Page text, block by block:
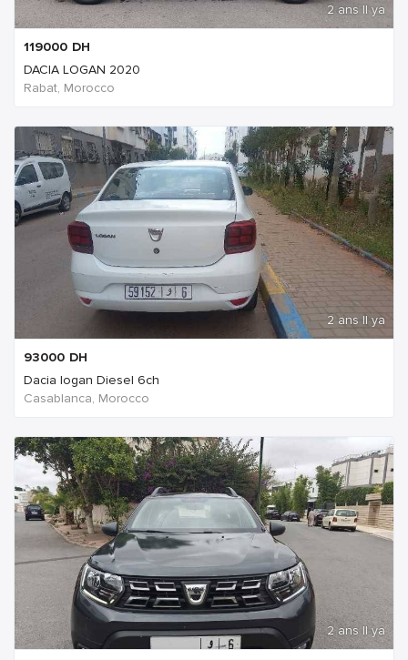
2 ans Il ya
119000 DH
DACIA LOGAN 2020
Rabat, Morocco
2 ans Il ya
93000 DH
Dacia logan Diesel 6ch
Casablanca, Morocco
2 ans Il ya